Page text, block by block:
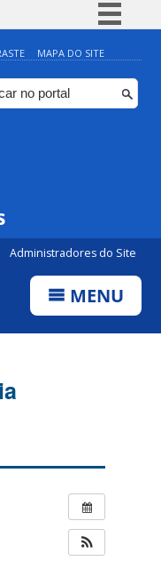
Simplifique!
Comunica BR
Participe
MAPA DO SITE
Administradores do Site
MENU